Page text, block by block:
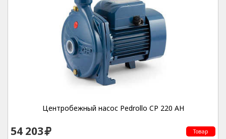
Центробежный насос Pedrollo CP 220 AH
54 203 Товар